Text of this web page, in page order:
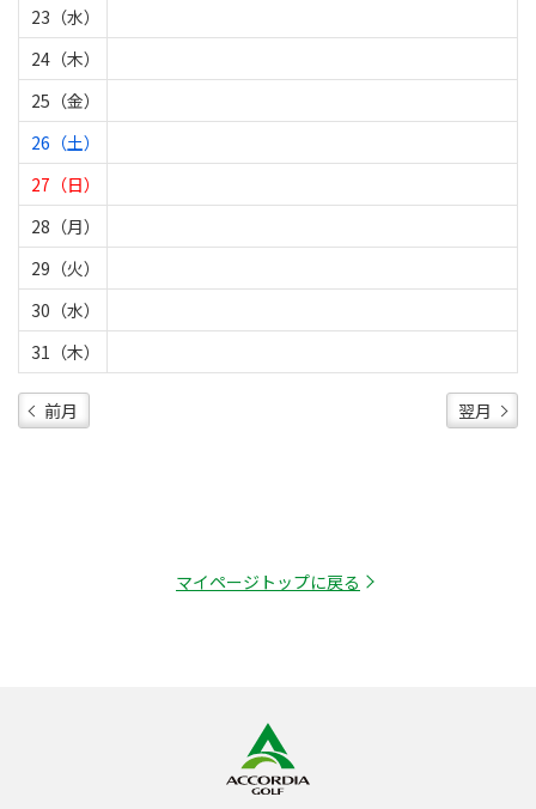
23（水）
24（木）
25（金）
26（土）
27（日）
28（月）
29（火）
30（水）
31（木）
前月 翌月
マイページトップに戻る